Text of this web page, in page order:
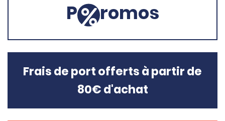
P romos
Frais de port offerts à partir de
80€ d'achat